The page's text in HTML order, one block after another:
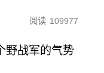
阅读 109977
野战军的气势